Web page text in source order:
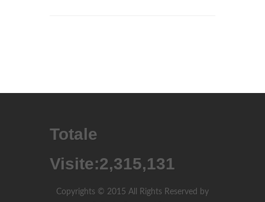
Totale
Visite:2,315,131
Copyrights © 2015 All Rights Reserved by